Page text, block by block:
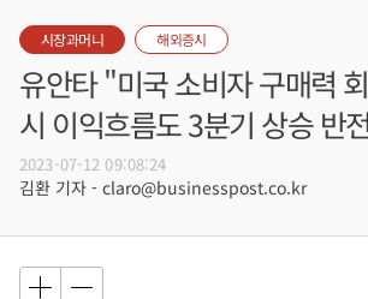
시장과머니 해외증시
유안타 "미국 소비자 구매력
시 이익흐름도 3분기 상승 반
2023-07-12 09:08:24
김환 기자 - claro@businesspost.co.kr